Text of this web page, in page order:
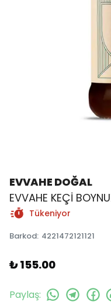
EVVAHE DOĞAL
EVVAHE KEÇİ
Tükeniyor
Barkod: 4221472121121
₺ 155.00
Paylaş: